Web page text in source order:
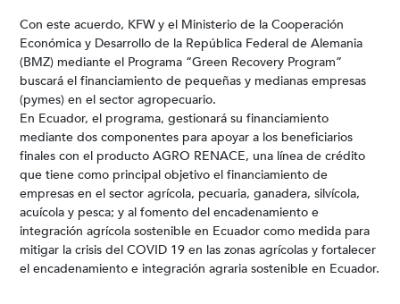
Con este acuerdo, KFW y el Ministerio de la Cooperación
Económica y Desarrollo de la República Federal de Alemania
(BMZ) mediante el Programa “Green Recovery Program”
buscará el financiamiento de pequeñas y medianas empresas
(pymes) en el sector agropecuario.
En Ecuador, el programa, gestionará su financiamiento
mediante dos componentes para apoyar a los beneficiarios
finales con el producto AGRO RENACE, una línea de crédito
que tiene como principal objetivo el financiamiento de
empresas en el sector agrícola, pecuaria, ganadera, silvícola,
acuícola y pesca; y al fomento del encadenamiento e
integración agrícola sostenible en Ecuador como medida para
mitigar la crisis del COVID 19 en las zonas agrícolas y fortalecer
el encadenamiento e integración agraria sostenible en Ecuador.